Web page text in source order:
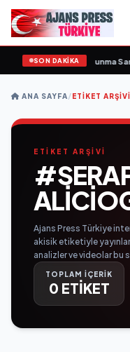
SON DAKİKA
Açıkladı ve Savunma
ANA SAYFA/ETIKET ARŞIVI
ETİKET ARŞİVİ
Ajans Press Türkiye
akisik etiketiyle
analizler ve videolar
TOPLAM İÇERİK
0 ETİKET